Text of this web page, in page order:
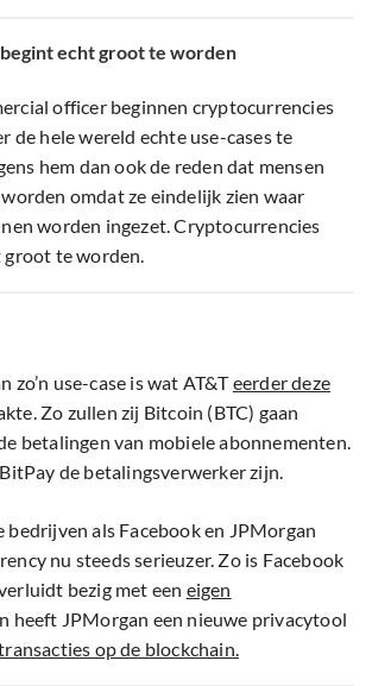
echt groot te worden
officer beginnen cryptocurrencies
de hele wereld echte use-cases te
hem dan ook de reden dat mensen
omdat ze eindelijk zien waar
worden ingezet. Cryptocurrencies
groot te worden.
zo’n use-case is wat AT&Teerder deze
Zo zullen zij Bitcoin (BTC) gaan
betalingen van mobiele abonnementen.
de betalingsverwerker zijn.
bedrijven als Facebook en JPMorgan
nu steeds serieuzer. Zo is Facebook
bezig met een eigen
heeft JPMorgan een nieuwe privacytool
op de blockchain.